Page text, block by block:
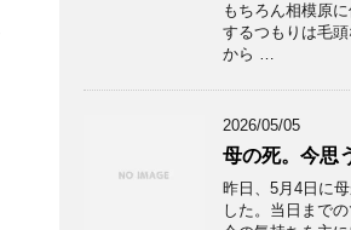
もちろん相模原
するつもりは毛
から …
2026/05/05
母の死。今思
昨日、5月4日に
した。当日までの